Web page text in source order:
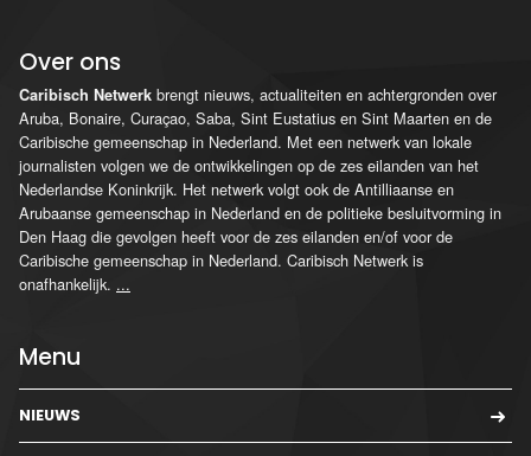
Over ons
Caribisch Netwerk brengt nieuws, actualiteiten en achtergronden over
Aruba, Bonaire, Curaçao, Saba, Sint Eustatius en Sint Maarten en de
Caribische gemeenschap in Nederland. Met een netwerk van lokale
journalisten volgen we de ontwikkelingen op de zes eilanden van het
Nederlandse Koninkrijk. Het netwerk volgt ook de Antilliaanse en
Arubaanse gemeenschap in Nederland en de politieke besluitvorming in
Den Haag die gevolgen heeft voor de zes eilanden en/of voor de
Caribische gemeenschap in Nederland. Caribisch Netwerk is
onafhankelijk. ...
Menu
NIEUWS